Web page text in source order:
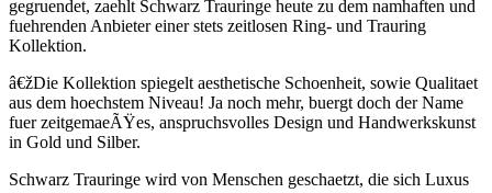
gegruendet, zaehlt Schwarz Trauringe heute zu dem namhaften und
fuehrenden Anbieter einer stets zeitlosen Ring- und Trauring
Kollektion.
â€žDie Kollektion spiegelt aesthetische Schoenheit, sowie Qualitaet
aus dem hoechstem Niveau! Ja noch mehr, buergt doch der Name
fuer zeitgemaeÃŸes, anspruchsvolles Design und Handwerkskunst
in Gold und Silber.
Schwarz Trauringe wird von Menschen geschaetzt, die sich Luxus